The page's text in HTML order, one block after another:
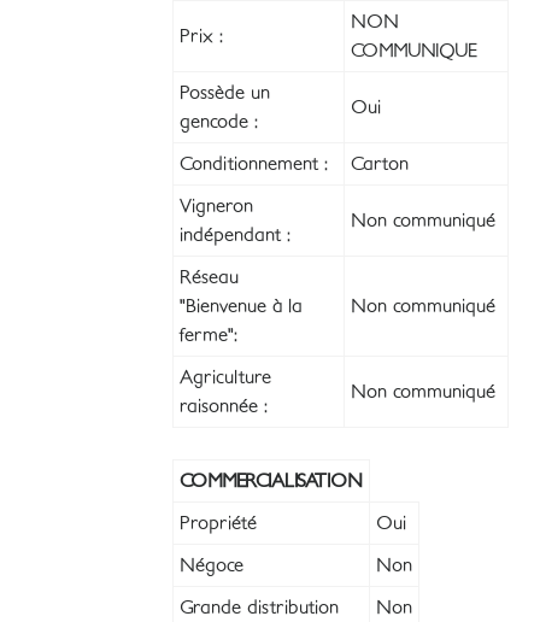
Prix :
NON
COMMUNIQUE
Possède un
gencode :
Oui
Conditionnement : Carton
Vigneron
indépendant :
Non communiqué
Réseau
"Bienvenue à la
ferme":
Non communiqué
Agriculture
raisonnée :
Non communiqué
COMMERCIALISATION
Propriété Oui
Négoce Non
Grande distribution Non